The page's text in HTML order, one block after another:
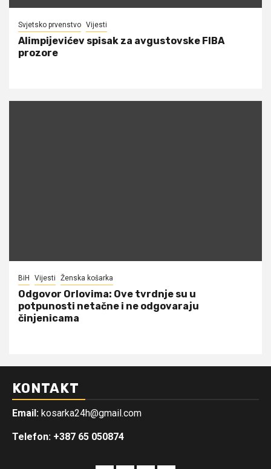
Svjetsko prvenstvo Vijesti
Alimpijevićev spisak za avgustovske FIBA
prozore
BiH Vijesti Ženska košarka
Odgovor Orlovima: ​Ove tvrdnje su u
potpunosti netačne i ne odgovaraju
činjenicama
KONTAKT
Email: kosarka24h@gmail.com
Telefon: +387 65 050874